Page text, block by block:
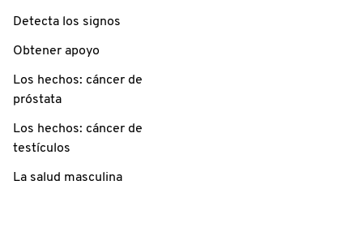
Detecta los signos
Obtener apoyo
Los hechos: cáncer de
próstata
Los hechos: cáncer de
testículos
La salud masculina